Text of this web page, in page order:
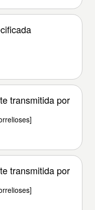
transmitida por
transmitida por